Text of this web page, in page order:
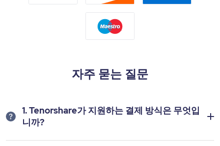
자주 묻는 질문
1. Tenorshare가 지원하는 결제 방식은 무엇입
니까?